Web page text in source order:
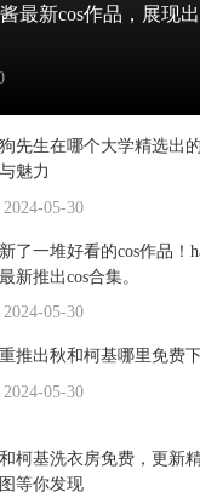
最新cos作品，展现
先生在哪个大学精选出
魅力
2024-05-30
了一堆好看的cos作品！
新推出cos合集。
2024-05-30
推出秋和柯基哪里免费
2024-05-30
柯基洗衣房免费，更新
等你发现